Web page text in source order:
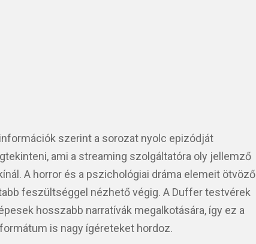
szerint a sorozat nyolc epizódját
ami a streaming szolgáltatóra oly jellemző
A horror és a pszichológiai dráma elemeit ötvöző
feszültséggel nézhető végig. A Duffer testvérek
hosszabb narratívák megalkotására, így ez a
is nagy ígéreteket hordoz.